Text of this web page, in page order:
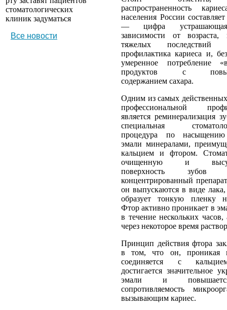
стоматологических
клиник задуматься
Все новости
распространенность
населения России
— цифра
зависимости от возраста,
тяжелых последствий
профилактика кариеса и,
умеренное потребление
продуктов с
содержанием сахара.
Одним из самых
профессиональной
является реминерализация
специальная
процедура по
эмали минералами,
кальцием и фтором.
очищенную и
поверхность зубов
концентрированный
он выпускаются в виде
образует тонкую пленку
Фтор активно проникает в
в течение нескольких часов,
через некоторое время
Принцип действия фтора
в том, что он, проникая
соединяется с
достигается значительное
эмали и
сопротивляемость
вызывающим кариес.